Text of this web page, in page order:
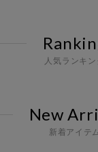
人気ランキン
New
新着アイテム